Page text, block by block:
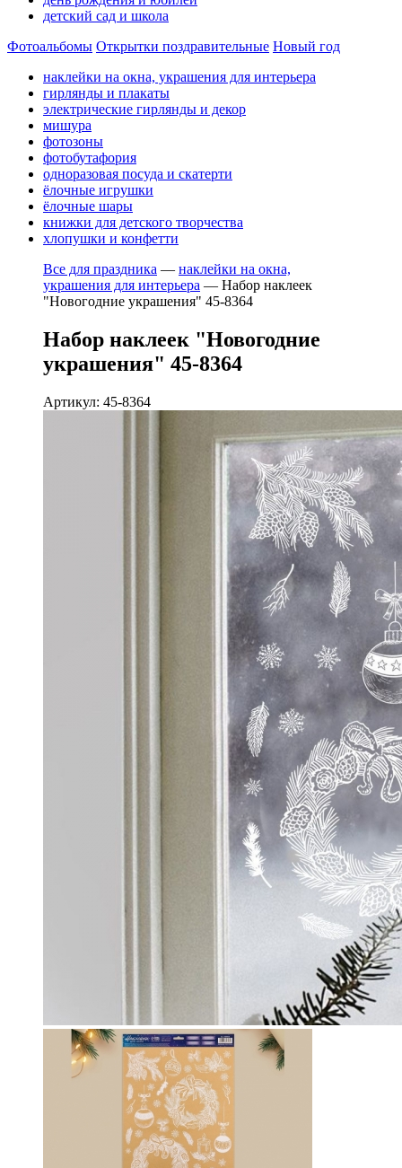
детский сад и школа
Фотоальбомы Открытки поздравительные Новый год
наклейки на окна, украшения для интерьера
гирлянды и плакаты
электрические гирлянды и декор
мишура
фотозоны
фотобутафория
одноразовая посуда и скатерти
ёлочные игрушки
ёлочные шары
книжки для детского творчества
хлопушки и конфетти
Все для праздника — наклейки на окна,
украшения для интерьера — Набор наклеек
"Новогодние украшения" 45-8364
Набор наклеек "Новогодние
украшения" 45-8364
Артикул: 45-8364